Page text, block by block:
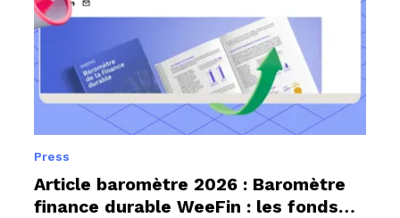
Press
Article baromètre 2026 : Baromètre
finance durable WeeFin : les fonds